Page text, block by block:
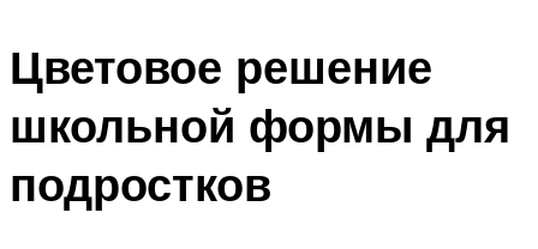
Цветовое решение
школьной формы для
подростков